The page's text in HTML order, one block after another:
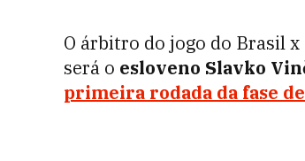
O árbitro do jogo do Brasil x
será o esloveno Slavko
primeira rodada da fase